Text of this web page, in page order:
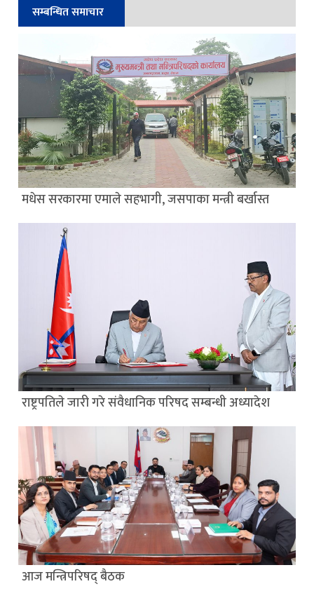
सम्बन्धित समाचार
मधेस सरकारमा एमाले सहभागी, जसपाका मन्त्री बर्खास्त
राष्ट्रपतिले जारी गरे संवैधानिक परिषद सम्बन्धी अध्यादेश
आज मन्त्रिपरिषद् बैठक